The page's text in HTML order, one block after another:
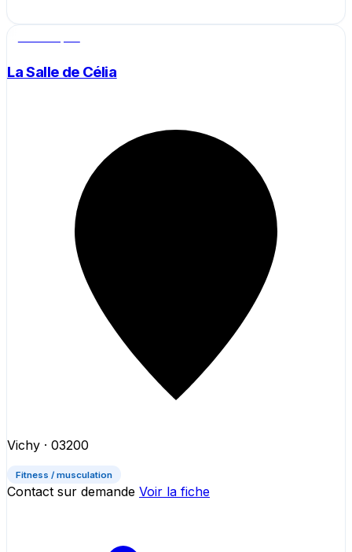
La Salle de Célia
Vichy · 03200
Fitness / musculation
Contact sur demande Voir la fiche